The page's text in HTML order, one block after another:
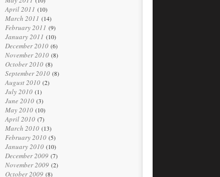
April 2011 (10)
March 2011 (14)
February 2011 (9)
January 2011 (10)
December 2010 (6)
November 2010 (8)
October 2010 (8)
September 2010 (8)
August 2010 (2)
July 2010 (1)
June 2010 (3)
May 2010 (10)
April 2010 (7)
March 2010 (13)
February 2010 (5)
January 2010 (10)
December 2009 (7)
November 2009 (2)
October 2009 (8)